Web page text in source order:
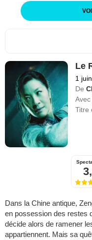
Le
1
De
Avec
Titre
Dans la Chine antique,
en possession des restes
décide alors de ramener
appartiennent. Mais sa